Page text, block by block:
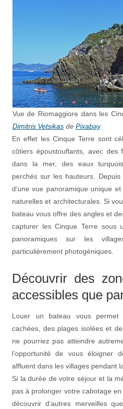
Vue de Riomaggiore dans les
Dimitris Vetsikasde Pixabay
En effet les Cinque Terre sont
côtiers époustouflants, avec des
dans la mer, des eaux
perchés sur les hauteurs.
d’une vue panoramique unique
naturelles et architecturales. Si
bateau vous offre des angles et
capturer les Cinque Terre sous
panoramiques sur les
particulièrement photogéniques.
Découvrir des
accessibles que
Louer un bateau vous permet
cachées, des plages isolées et
ne pourriez pas atteindre
l’opportunité de vous éloigner
affluent dans les villages pendant
Si la durée de votre séjour et la
pas à prolonger votre cabotage
découvrir d’autres merveilles